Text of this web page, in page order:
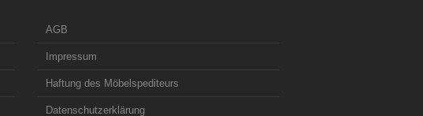
AGB
Impressum
Haftung des Möbelspediteurs
Datenschutzerklärung